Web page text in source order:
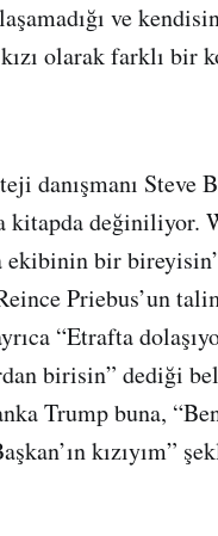
ve
olarak farklı bir
danışmanı Steve
kitapda değiniliyor.
ekibinin bir
Priebus’un
“Etrafta
birisin” dediği
Trump buna,
kızıyım”